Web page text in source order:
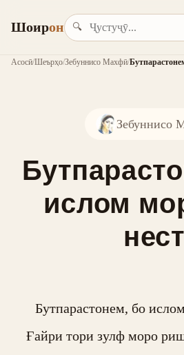
Шоирон 🔍
Асосӣ/Шеърҳо/Зебуннисо Махфӣ/
Зебуннисо
ислом
нест
Бутпарастонем, бо
Ғайри тори зулф моро